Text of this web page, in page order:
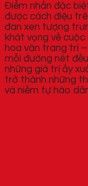
Điểm nhấn đặc
được cách điệu
đan xen tượng
khát vọng về
hoa văn trang trí
mỗi đường nét
những giá trị ấy
trở thành những
và niềm tự hào